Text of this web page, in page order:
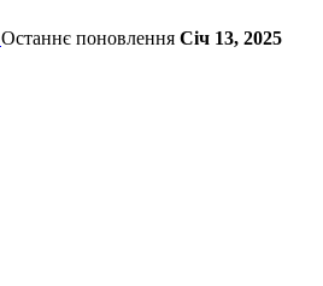
Останнє поновлення Січ 13, 2025